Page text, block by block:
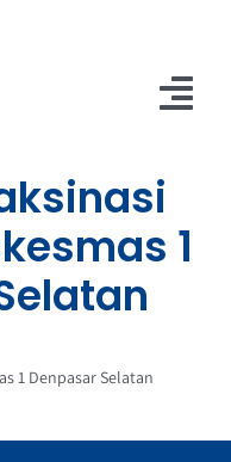
Home
Berita
1
1 Denpasar Selatan